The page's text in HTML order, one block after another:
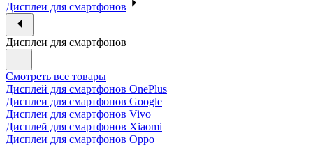
Дисплеи для смартфонов
Дисплеи для смартфонов
Смотреть все товары
Дисплей для смартфонов OnePlus
Дисплеи для смартфонов Google
Дисплеи для смартфонов Vivo
Дисплей для смартфонов Xiaomi
Дисплеи для смартфонов Oppo